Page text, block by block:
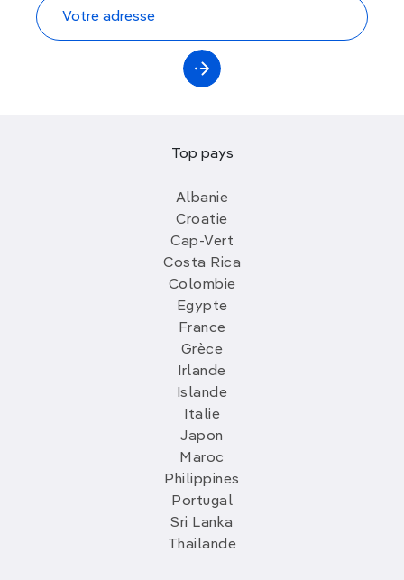
Top pays
Albanie
Croatie
Cap-Vert
Costa Rica
Colombie
Egypte
France
Grèce
Irlande
Islande
Italie
Japon
Maroc
Philippines
Portugal
Sri Lanka
Thailande